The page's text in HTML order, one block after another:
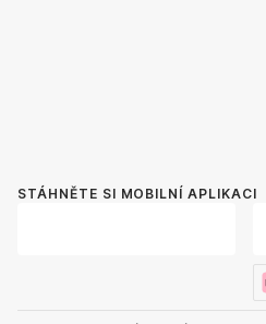
STÁHNĚTE SI MOBILNÍ APLIKACI